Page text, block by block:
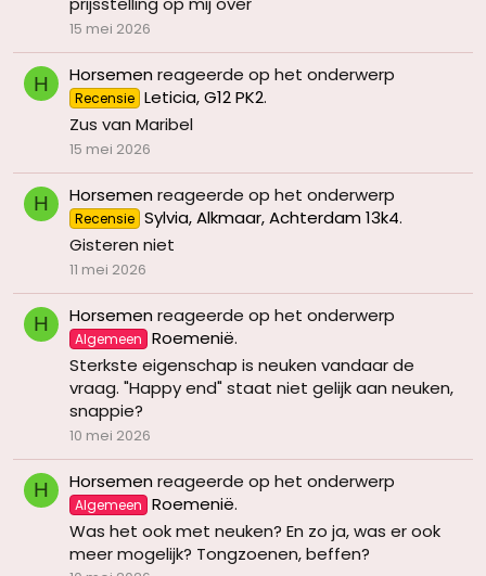
15 mei 2026
H Horsemen reageerde op het onderwerp
Recensie Leticia, G12 PK2.
Zus van Maribel
15 mei 2026
H Horsemen reageerde op het onderwerp
Recensie Sylvia, Alkmaar, Achterdam 13k4.
Gisteren niet
11 mei 2026
H Horsemen reageerde op het onderwerp
Algemeen Roemenië.
Sterkste eigenschap is neuken vandaar de
vraag. "Happy end" staat niet gelijk aan neuken,
snappie?
10 mei 2026
H Horsemen reageerde op het onderwerp
Algemeen Roemenië.
Was het ook met neuken? En zo ja, was er ook
meer mogelijk? Tongzoenen, beffen?